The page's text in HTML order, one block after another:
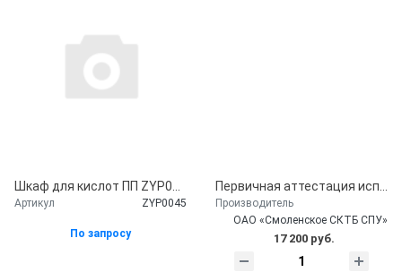
Шкаф для кислот ПП ZYP0045 ( 1090*460*1650 мм.)
Артикул ZYP0045
По запросу
Первичная аттестация испытательного оборудования с выдачей аттестата и протокола первичной аттестации
Производитель
ОАО «Смоленское СКТБ СПУ»
17 200 руб.